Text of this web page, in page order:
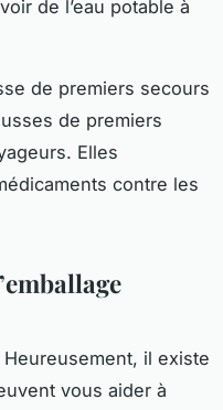
de l’eau potable à
de premiers secours
de premiers
Elles
contre les
Heureusement, il existe
vous aider à